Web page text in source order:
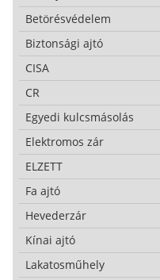
Betörésvédelem
Biztonsági ajtó
CISA
CR
Egyedi kulcsmásolás
Elektromos zár
ELZETT
Fa ajtó
Hevederzár
Kínai ajtó
Lakatosműhely